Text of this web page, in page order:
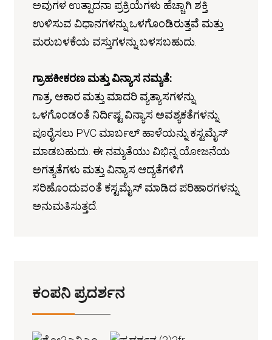
ಅವುಗಳ ಉತ್ಪಾದನಾ ಪ್ರಕ್ರಿಯೆಗಳು ಹೆಚ್ಚಾಗಿ ಶಕ್ತಿ
ಉಳಿಸುವ ವಿಧಾನಗಳನ್ನು ಒಳಗೊಂಡಿರುತ್ತವೆ ಮತ್ತು
ಮರುಬಳಕೆಯ ವಸ್ತುಗಳನ್ನು ಬಳಸಬಹುದು.
ಗ್ರಾಹಕೀಕರಣ ಮತ್ತು ವಿನ್ಯಾಸ ನಮ್ಯತೆ:
ಗಾತ್ರ, ಆಕಾರ ಮತ್ತು ಮಾದರಿ ವ್ಯತ್ಯಾಸಗಳನ್ನು
ಒಳಗೊಂಡಂತೆ ನಿರ್ದಿಷ್ಟ ವಿನ್ಯಾಸ ಅವಶ್ಯಕತೆಗಳನ್ನು
ಪೂರೈಸಲು PVC ಮಾರ್ಬಲ್ ಹಾಳೆಯನ್ನು ಕಸ್ಟಮೈಸ್
ಮಾಡಬಹುದು. ಈ ನಮ್ಯತೆಯು ವಿಭಿನ್ನ ಯೋಜನೆಯ
ಅಗತ್ಯತೆಗಳು ಮತ್ತು ವಿನ್ಯಾಸ ಆದ್ಯತೆಗಳಿಗೆ
ಸರಿಹೊಂದುವಂತೆ ಕಸ್ಟಮೈಸ್ ಮಾಡಿದ ಪರಿಹಾರಗಳನ್ನು
ಅನುಮತಿಸುತ್ತದೆ.
ಕಂಪನಿ ಪ್ರದರ್ಶನ